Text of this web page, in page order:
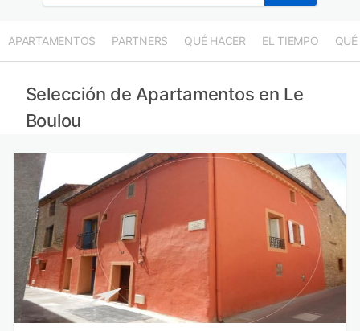
APARTAMENTOS PARTNERS QUÉ HACER EL TIEMPO QUÉ
Selección de Apartamentos en Le
Boulou